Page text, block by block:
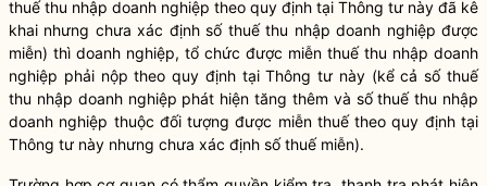
thuếthu nhập doanh nghiệp theo quy định tại Thông tư này đã kê
khai nhưng chưa xác định số thuế thu nhập doanh nghiệp được
miễn) thì doanh nghiệp, tổ chức được miễn thuếthu nhập doanh
nghiệp phải nộp theo quy định tại Thông tư này (kể cả số thuế
thu nhập doanh nghiệp phát hiện tăng thêm và số thuế thu nhập
doanh nghiệp thuộc đối tượng được miễn thuếtheo quy định tại
Thông tư này nhưng chưa xác định số thuế miễn).